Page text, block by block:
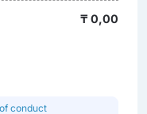
₸ 0,00
conduct